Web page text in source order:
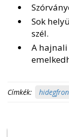
Sok
szél.
A hajnali
Címkék: